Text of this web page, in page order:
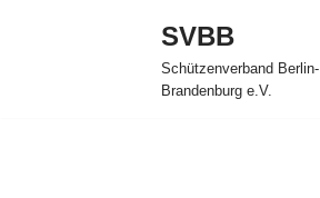
SVBB
Schützenverband Berlin-
Brandenburg e.V.